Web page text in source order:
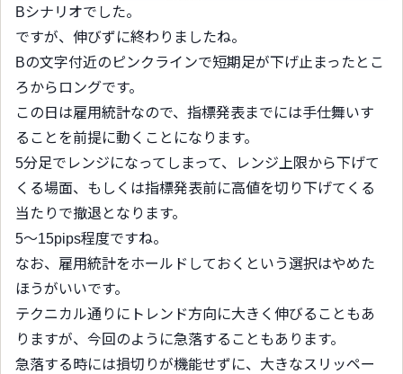
Bシナリオでした。
ですが、伸びずに終わりましたね。
Bの文字付近のピンクラインで短期足が下げ止まったとこ
ろからロングです。
この日は雇用統計なので、指標発表までには手仕舞いす
ることを前提に動くことになります。
5分足でレンジになってしまって、レンジ上限から下げて
くる場面、もしくは指標発表前に高値を切り下げてくる
当たりで撤退となります。
5〜15pips程度ですね。
なお、雇用統計をホールドしておくという選択はやめた
ほうがいいです。
テクニカル通りにトレンド方向に大きく伸びることもあ
りますが、今回のように急落することもあります。
急落する時には損切りが機能せずに、大きなスリッペー